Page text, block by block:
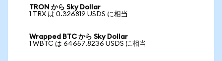
TRON から Sky Dollar
1 TRX は 0.326819 USDS に相当
Wrapped BTC から Sky Dollar
1 WBTC は 64657.8236 USDS に相当